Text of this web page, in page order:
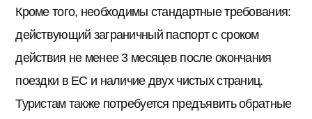
Кроме того, необходимы стандартные требования:
действующий заграничный паспорт с сроком
действия не менее 3 месяцев после окончания
поездки в ЕС и наличие двух чистых страниц.
Туристам также потребуется предъявить обратные